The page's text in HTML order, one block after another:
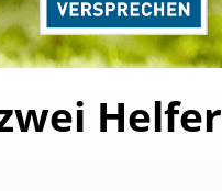
Helfer